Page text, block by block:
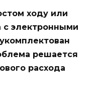
ходу или
электронными
решается
расхода